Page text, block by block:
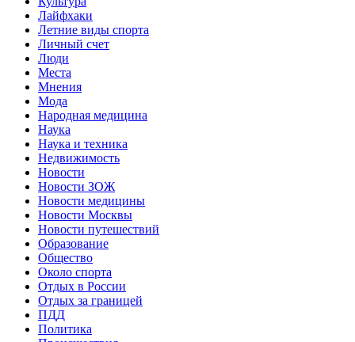
Лайфхаки
Летние виды спорта
Личный счет
Люди
Места
Мнения
Мода
Народная медицина
Наука
Наука и техника
Недвижимость
Новости
Новости ЗОЖ
Новости медицины
Новости Москвы
Новости путешествий
Образование
Общество
Около спорта
Отдых в России
Отдых за границей
ПДД
Политика